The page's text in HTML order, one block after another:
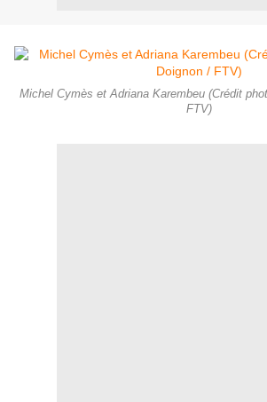
Michel Cymès et Adriana Karembeu (Crédit
FTV)